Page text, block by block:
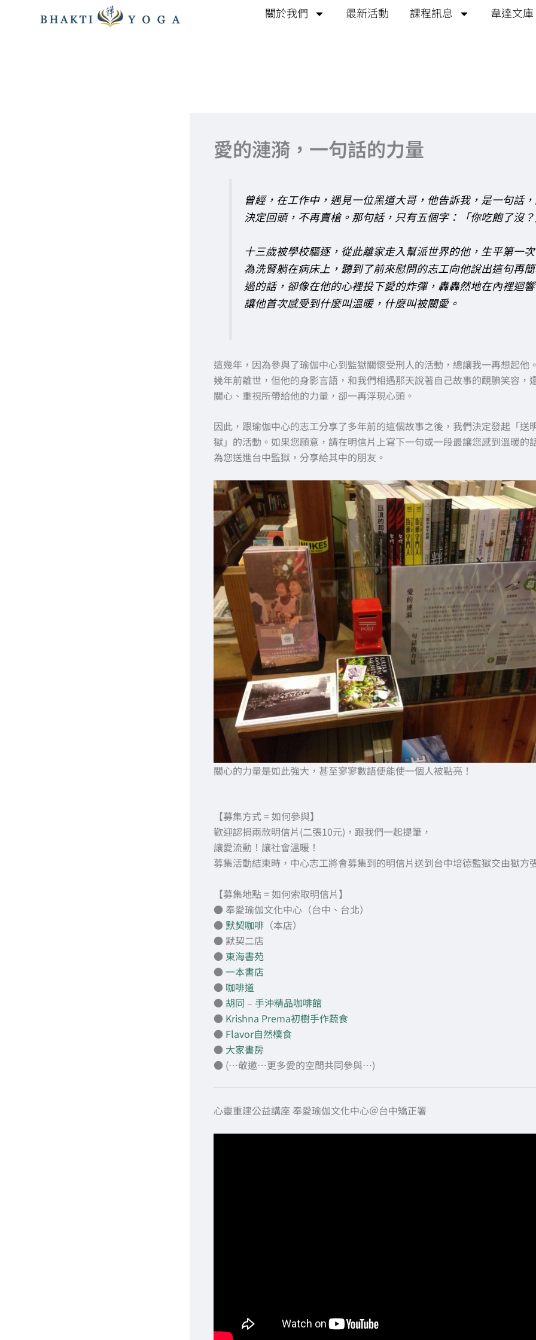
關於我們 最新活動 課程訊息 韋達文庫
愛的漣漪，一句話的力量
曾經，在工作中，遇見一位黑道大哥，他告訴我，是一句話
決定回頭，不再賣槍。那句話，只有五個字：「你吃飽了沒
十三歲被學校驅逐，從此離家走入幫派世界的他，生平第一
為洗腎躺在病床上，聽到了前來慰問的志工向他說出這句再
過的話，卻像在他的心裡投下愛的炸彈，轟轟然地在內裡迴
讓他首次感受到什麼叫溫暖，什麼叫被關愛。
這幾年，因為參與了瑜伽中心到監獄關懷受刑人的活動，總讓我一再想起他
幾年前離世，但他的身影言語，和我們相遇那天說著自己故事的靦腆笑容，
關心、重視所帶給他的力量，卻一再浮現心頭。
因此，跟瑜伽中心的志工分享了多年前的這個故事之後，我們決定發起「送
獄」的活動。如果您願意，請在明信片上寫下一句或一段最讓您感到溫暖的
為您送進台中監獄，分享給其中的朋友。
關心的力量是如此強大，甚至寥寥數語便能使一個人被點亮！
【募集方式 = 如何參與】
歡迎認捐兩款明信片(二張10元)，跟我們一起提筆，
讓愛流動！讓社會溫暖！
募集活動結束時，中心志工將會募集到的明信片送到台中培德監獄交由獄方
【募集地點 = 如何索取明信片】
● 奉愛瑜伽文化中心（台中、台北）
● 默契咖啡 （本店）
● 默契二店
● 東海書苑
● 一本書店
● 咖啡道
● 胡同 – 手沖精品咖啡館
● Krishna Prema初樹手作蔬食
● Flavor自然樸食
● 大家書房
● (…敬邀…更多愛的空間共同參與…)
心靈重建公益講座 奉愛瑜伽文化中心＠台中矯正署